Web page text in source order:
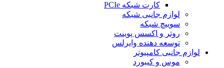
کارت شبکه PCIe
لوازم جانبی شبکه
سوییچ شبکه
روتر و اکسس پوینت
توسعه دهنده وایرلس
لوازم جانبی کامپیوتر
موس و کیبورد